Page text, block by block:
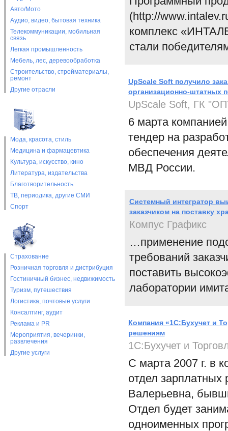
Авто/Мото
Аудио, видео, бытовая техника
Телекоммуникации, мобильная
связь
Легкая промышленность
Мебель, лес, деревообработка
Строительство, стройматериалы,
ремонт
Другие отрасли
Мода, красота, стиль
Медицина и фармацевтика
Культура, искусство, кино
Литература, издательства
Благотворительность
ТВ, периодика, другие СМИ
Спорт
Страхование
Розничная торговля и дистрибуция
Гостиничный бизнес, недвижимость
Туризм, путешествия
Логистика, почтовые услуги
Консалтинг, аудит
Реклама и PR
Мероприятия, вечеринки,
развлечения
Другие услуги
(http://
комплекс
стали
UpScale Soft получило
организационно-штатных
UpScale Soft, ГК
6 марта
тендер на
обеспечения
МВД России.
Системный интегратор
заказчиком на поставку
Компус Графикс
…применение
требований
поставить
лаборатории
Компания «1С:Бухучет и
решениям
1C:Бухучет и
С марта 2007 г. в
отдел
Валерьевна,
Отдел будет
одноименных